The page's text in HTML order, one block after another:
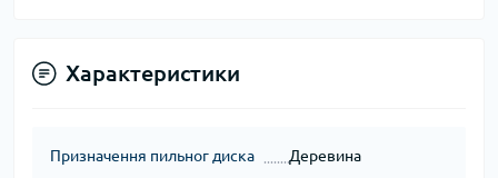
Характеристики
Призначення пильног диска Деревина